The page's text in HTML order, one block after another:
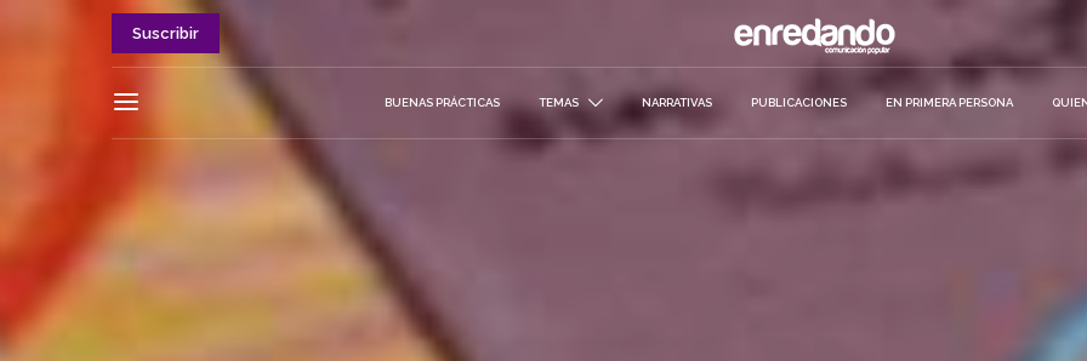
Suscribir
BUENAS PRÁCTICAS TEMAS NARRATIVAS PUBLICACIONES EN PRIMERA PERSONA